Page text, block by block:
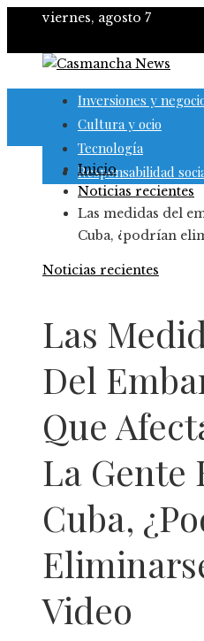
viernes, agosto 7
Inversiones y
Cultura y ocio
Tecnología
Responsabilidad
Inicio
Noticias recientes
Las medidas del
Cuba, ¿podrían
Noticias recientes
Las
Del
Que
La Gente
Cuba,
Video